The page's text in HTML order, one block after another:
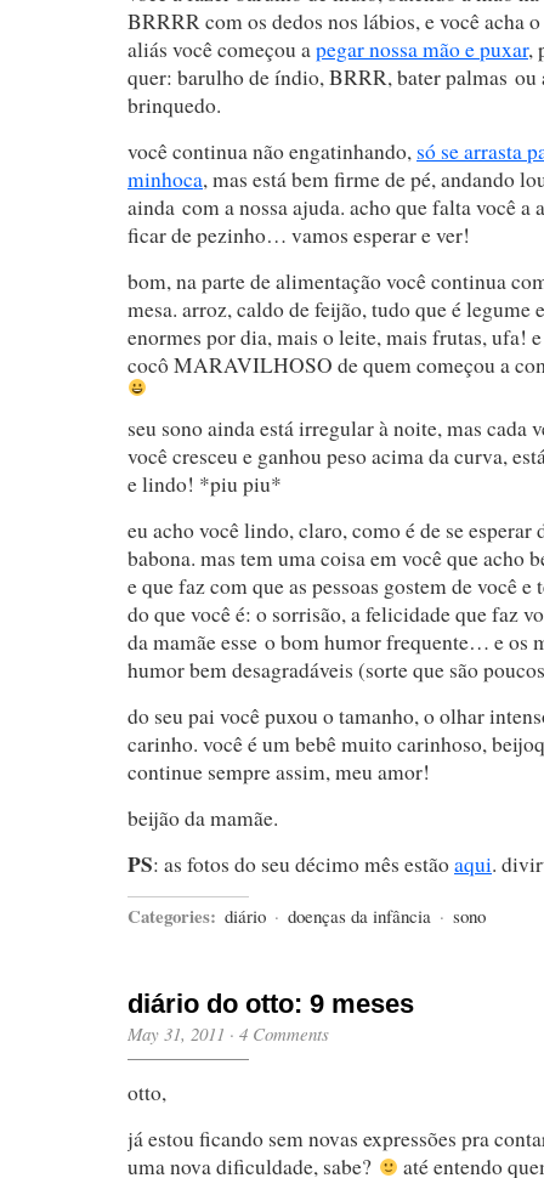
BRRRR com os dedos nos lábios, e você acha
aliás você começou apegar nossa mão e puxar,
quer: barulho de índio, BRRR, bater palmas ou
brinquedo.
você continua não engatinhando, só se arrasta
minhoca, mas está bem firme de pé, andando
ainda com a nossa ajuda. acho que falta você a
ficar de pezinho… vamos esperar e ver!
bom, na parte de alimentação você continua
mesa. arroz, caldo de feijão, tudo que é legume
enormes por dia, mais o leite, mais frutas, ufa!
cocô MARAVILHOSO de quem começou a
seu sono ainda está irregular à noite, mas cada
você cresceu e ganhou peso acima da curva,
e lindo! *piu piu*
eu acho você lindo, claro, como é de se esperar
babona. mas tem uma coisa em você que acho
e que faz com que as pessoas gostem de você
do que você é: o sorrisão, a felicidade que faz
da mamãe esse o bom humor frequente… e os
humor bem desagradáveis (sorte que são
do seu pai você puxou o tamanho, o olhar
carinho. você é um bebê muito carinhoso,
continue sempre assim, meu amor!
beijão da mamãe.
PS: as fotos do seu décimo mês estãoaqui.
Categories: diário · doenças da infância · sono
diário do otto: 9 meses
May 31, 2011 · 4 Comments
otto,
já estou ficando sem novas expressões pra
uma nova dificuldade, sabe?
até entendo